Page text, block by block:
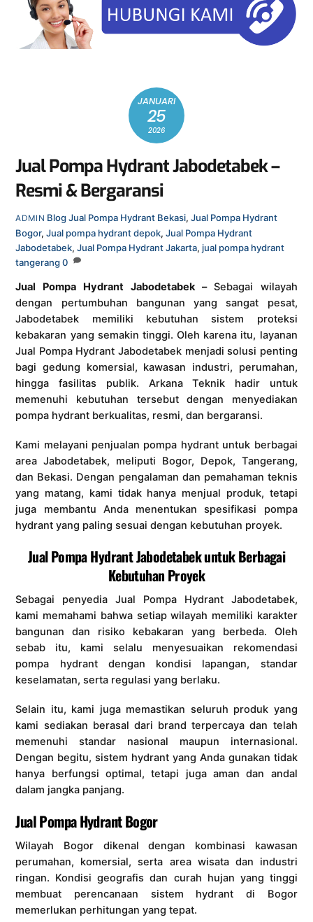
JANUARI
25
2026
Jual Pompa Hydrant Jabodetabek –
Resmi & Bergaransi
ADMIN Blog Jual Pompa Hydrant Bekasi,Jual Pompa Hydrant
Bogor,Jual pompa hydrant depok,Jual Pompa Hydrant
Jabodetabek,Jual Pompa Hydrant Jakarta, jual pompa hydrant
tangerang 0
Jual Pompa Hydrant Jabodetabek – Sebagai wilayah
dengan pertumbuhan bangunan yang sangat pesat,
Jabodetabek memiliki kebutuhan sistem proteksi
kebakaran yang semakin tinggi. Oleh karena itu, layanan
Jual Pompa Hydrant Jabodetabek menjadi solusi penting
bagi gedung komersial, kawasan industri, perumahan,
hingga fasilitas publik. Arkana Teknik hadir untuk
memenuhi kebutuhan tersebut dengan menyediakan
pompa hydrant berkualitas, resmi, dan bergaransi.
Kami melayani penjualan pompa hydrant untuk berbagai
area Jabodetabek, meliputi Bogor, Depok, Tangerang,
dan Bekasi. Dengan pengalaman dan pemahaman teknis
yang matang, kami tidak hanya menjual produk, tetapi
juga membantu Anda menentukan spesifikasi pompa
hydrant yang paling sesuai dengan kebutuhan proyek.
Jual Pompa Hydrant Jabodetabek untuk Berbagai
Kebutuhan Proyek
Sebagai penyedia Jual Pompa Hydrant Jabodetabek,
kami memahami bahwa setiap wilayah memiliki karakter
bangunan dan risiko kebakaran yang berbeda. Oleh
sebab itu, kami selalu menyesuaikan rekomendasi
pompa hydrant dengan kondisi lapangan, standar
keselamatan, serta regulasi yang berlaku.
Selain itu, kami juga memastikan seluruh produk yang
kami sediakan berasal dari brand terpercaya dan telah
memenuhi standar nasional maupun internasional.
Dengan begitu, sistem hydrant yang Anda gunakan tidak
hanya berfungsi optimal, tetapi juga aman dan andal
dalam jangka panjang.
Jual Pompa Hydrant Bogor
Wilayah Bogor dikenal dengan kombinasi kawasan
perumahan, komersial, serta area wisata dan industri
ringan. Kondisi geografis dan curah hujan yang tinggi
membuat perencanaan sistem hydrant di Bogor
memerlukan perhitungan yang tepat.